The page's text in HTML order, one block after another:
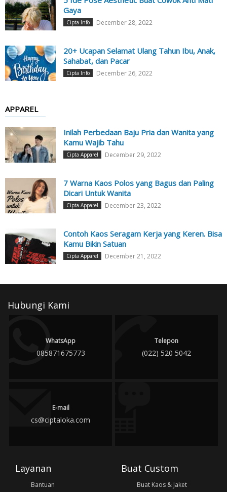
Gaya
Cipta Info December 28, 2022
20+ Ucapan Selamat Ulang Tahun Ibu, Anak,
Sahabat, dan Pacar
Cipta Info December 26, 2022
APPAREL
Inilah Perbedaan Baju Pria dan Wanita yang
Kamu Wajib Tahu
Cipta Apparel December 29, 2022
7 Warna Kaos Polos yang Bagus dan Paling
Dicari Untuk Wanita
Cipta Apparel December 23, 2022
Contoh Kaos Seragam Kerja yang Keren. Bisa
Kamu Bikin Satuan
Cipta Apparel December 21, 2022
Hubungi Kami
WhatsApp
085871675773
Telepon
(022) 520 5042
E-mail
cs@ciptaloka.com
Layanan
Bantuan
Buat Custom
Buat Kaos & Jaket